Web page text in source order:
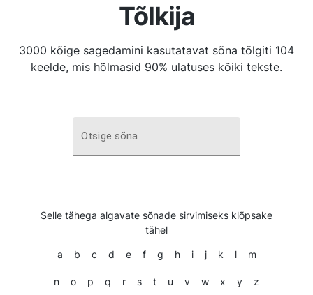
Tõlkija
3000 kõige sagedamini kasutatavat sõna tõlgiti 104
keelde, mis hõlmasid 90% ulatuses kõiki tekste.
Otsige sõna
Selle tähega algavate sõnade sirvimiseks klõpsake
tähel
a b c d e f g h i j k l m
n o p q r s t u v w x y z